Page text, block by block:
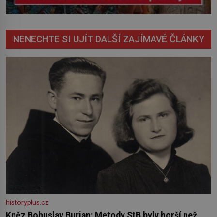
NENECHTE SI UJÍT DALŠÍ ZAJÍMAVÉ ČLÁNKY
historyplus.cz
Kněz Bohuslav Burian: Metody StB byly horší než